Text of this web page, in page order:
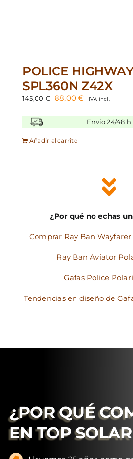
POLICE
SPL360N Z42X
145,00€ El
original
era:
145,00 €.
88,00€ El
actual
es:
IVA incl.
Envío 24/48 h
Añadir al carrito
¿Por qué no echas
Comprar Ray Ban
Ray Ban Aviator
Gafas Police
Tendencias en diseño de
¿POR QUÉ
EN TOP SOLAR